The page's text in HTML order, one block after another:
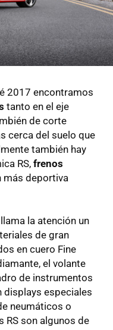
2017 encontramos
tanto en el eje
de corte
cerca del suelo que
también hay
RS, frenos
más deportiva
la atención un
de gran
en cuero Fine
el volante
de instrumentos
displays especiales
neumáticos o
RS son algunos de